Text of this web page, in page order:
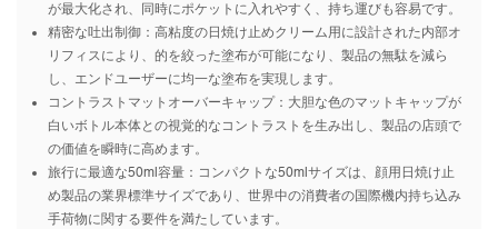
が最大化され、同時にポケットに入れやすく、持ち運びも容易です。
精密な吐出制御：高粘度の日焼け止めクリーム用に設計された内部オ
リフィスにより、的を絞った塗布が可能になり、製品の無駄を減ら
し、エンドユーザーに均一な塗布を実現します。
コントラストマットオーバーキャップ：大胆な色のマットキャップが
白いボトル本体との視覚的なコントラストを生み出し、製品の店頭で
の価値を瞬時に高めます。
旅行に最適な50ml容量：コンパクトな50mlサイズは、顔用日焼け止
め製品の業界標準サイズであり、世界中の消費者の国際機内持ち込み
手荷物に関する要件を満たしています。